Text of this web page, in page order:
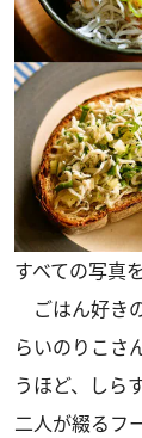
すべての写真
ごはん好き
らいのりこさ
うほど、しら
二人が綴るフ